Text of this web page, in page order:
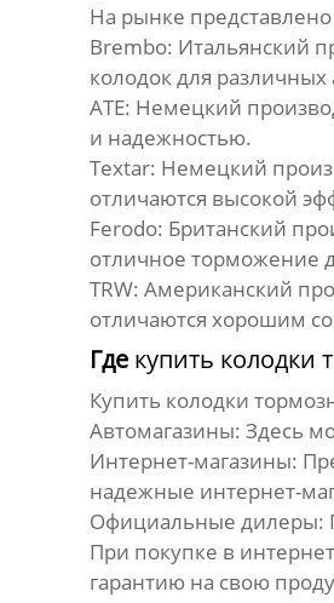
На рынке
Brembo: Итальянский
колодок для
ATE: Немецкий
и надежностью.
Textar: Немецкий
отличаются высокой
Ferodo: Британский
отличное торможение
TRW: Американский
отличаются хорошим
Где купить колодки
Купить колодки
Автомагазины: Здесь
Интернет-магазины:
надежные интернет-
Официальные дилеры:
При покупке в
гарантию на свою